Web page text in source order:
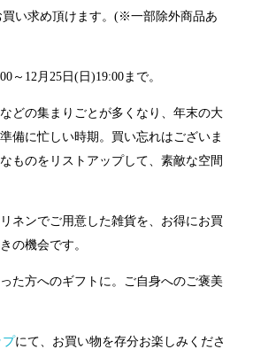
買い求め頂けます。(※一部除外商品あ
～12月25日(日)19:00まで。
どの集まりごとが多くなり、年末の大
備に忙しい時期。買い忘れはございま
ものをリストアップして、素敵な空間
ネンでご用意した雑貨を、お得にお買
の機会です。
た方へのギフトに。ご自身へのご褒美
プにて、お買い物を存分お楽しみくださ